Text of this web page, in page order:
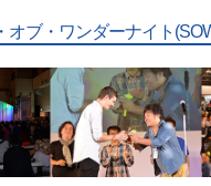
オブ・ワンダーナイト